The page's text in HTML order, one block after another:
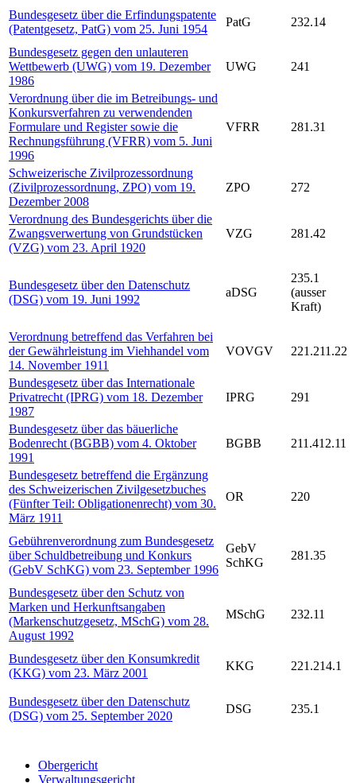
Bundesgesetz über die Erfindungspatente
(Patentgesetz, PatG) vom 25. Juni 1954
PatG 232.14
Bundesgesetz gegen den unlauteren
Wettbewerb (UWG) vom 19. Dezember
1986
UWG 241
Verordnung über die im Betreibungs- und
Konkursverfahren zu verwendenden
Formulare und Register sowie die
Rechnungsführung (VFRR) vom 5. Juni
1996
VFRR 281.31
Schweizerische Zivilprozessordnung
(Zivilprozessordnung, ZPO) vom 19.
Dezember 2008
ZPO 272
Verordnung des Bundesgerichts über die
Zwangsverwertung von Grundstücken
(VZG) vom 23. April 1920
VZG 281.42
Bundesgesetz über den Datenschutz
(DSG) vom 19. Juni 1992
aDSG
235.1
(ausser
Kraft)
Verordnung betreffend das Verfahren bei
der Gewährleistung im Viehhandel vom
14. November 1911
VOVGV 221.211.22
Bundesgesetz über das Internationale
Privatrecht (IPRG) vom 18. Dezember
1987
IPRG 291
Bundesgesetz über das bäuerliche
Bodenrecht (BGBB) vom 4. Oktober
1991
BGBB 211.412.11
Bundesgesetz betreffend die Ergänzung
des Schweizerischen Zivilgesetzbuches
(Fünfter Teil: Obligationenrecht) vom 30.
März 1911
OR 220
Gebührenverordnung zum Bundesgesetz
über Schuldbetreibung und Konkurs
(GebV SchKG) vom 23. September 1996
GebV
SchKG
281.35
Bundesgesetz über den Schutz von
Marken und Herkunftsangaben
(Markenschutzgesetz, MSchG) vom 28.
August 1992
MSchG 232.11
Bundesgesetz über den Konsumkredit
(KKG) vom 23. März 2001
KKG 221.214.1
Bundesgesetz über den Datenschutz
(DSG) vom 25. September 2020
DSG 235.1
Obergericht
Verwaltungsgericht